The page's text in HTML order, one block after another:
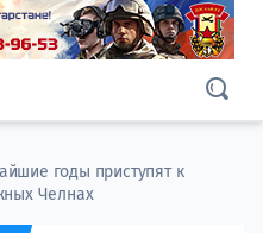
годы приступят к
Челнах